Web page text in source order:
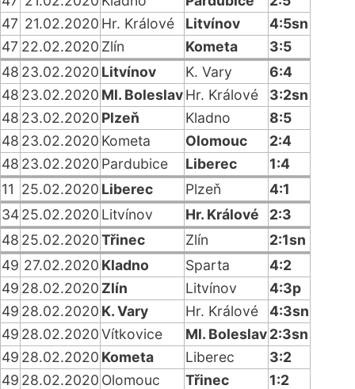
47 21.02.2020 Hr. Králové Litvínov
4:5sn
47 22.02.2020 Zlín Kometa
3:5
48 23.02.2020 Litvínov K. Vary
6:4
48 23.02.2020 Ml. BoleslavHr. Králové
3:2sn
48 23.02.2020 Plzeň Kladno
8:5
48 23.02.2020 Kometa Olomouc
2:4
48 23.02.2020 Pardubice Liberec
1:4
11 25.02.2020 Liberec Plzeň
4:1
3425.02.2020 Litvínov Hr. Králové
2:3
48 25.02.2020Třinec Zlín
2:1sn
49 27.02.2020 Kladno Sparta
4:2
49 28.02.2020 Zlín Litvínov
4:3p
49 28.02.2020 K. Vary Hr. Králové
4:3sn
49 28.02.2020Vítkovice Ml. Boleslav2:3sn
49 28.02.2020 Kometa Liberec
3:2
49 28.02.2020 Olomouc Třinec
1:2